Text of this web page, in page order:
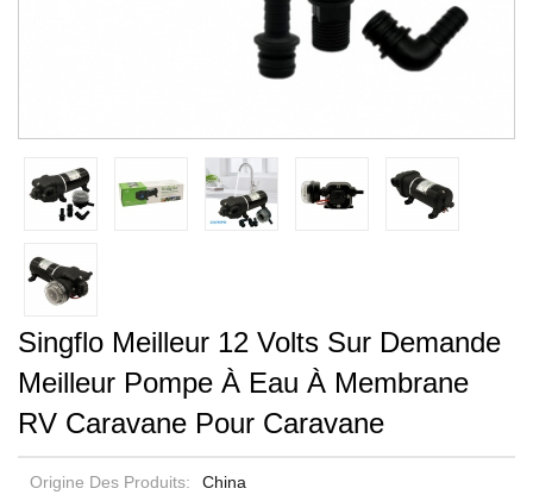
Singflo Meilleur 12 Volts Sur Demande
Meilleur Pompe À Eau À Membrane
RV Caravane Pour Caravane
Origine Des Produits: China